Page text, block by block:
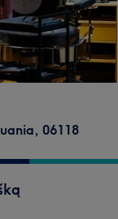
, 06118